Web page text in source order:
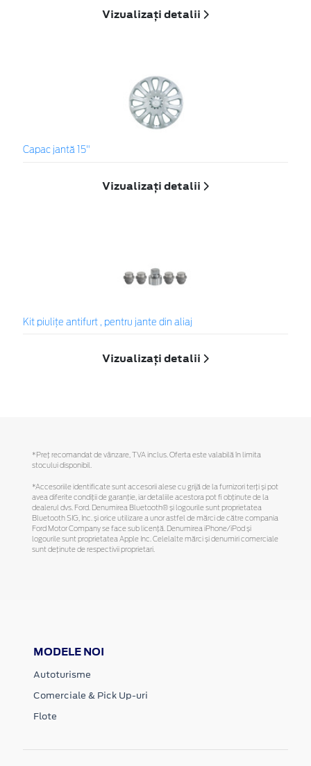
Vizualizați detalii
Capac jantă 15"
Vizualizați detalii
Kit piuliţe antifurt , pentru jante din aliaj
Vizualizați detalii
*Preţ recomandat de vânzare, TVA inclus. Oferta este valabilă în limita
stocului disponibil.
*Accesoriile identificate sunt accesorii alese cu grijă de la furnizori terți și pot
avea diferite condiții de garanție, iar detaliile acestora pot fi obținute de la
dealerul dvs. Ford. Denumirea Bluetooth® și logourile sunt proprietatea
Bluetooth SIG, Inc. și orice utilizare a unor astfel de mărci de către compania
Ford Motor Company se face sub licență. Denumirea iPhone/iPod și
logourile sunt proprietatea Apple Inc. Celelalte mărci și denumiri comerciale
sunt deținute de respectivii proprietari.
MODELE NOI
Autoturisme
Comerciale & Pick Up-uri
Flote